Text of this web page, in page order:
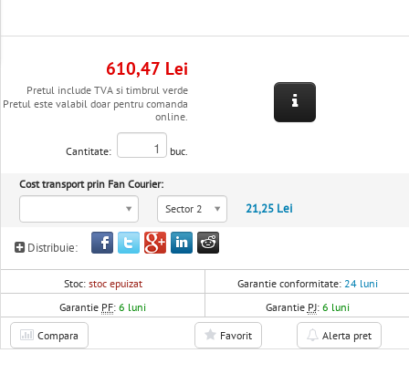
610,47 Lei
Pretul include TVA si timbrul verde
Pretul este valabil doar pentru comanda
online.
Cantitate: buc.
Cost transport prin Fan Courier:
Sector 2
21,25 Lei
Distribuie:
Stoc: stoc epuizat Garantie conformitate: 24 luni
Garantie PF:6 luni Garantie PJ: 6 luni
Compara Favorit Alerta pret